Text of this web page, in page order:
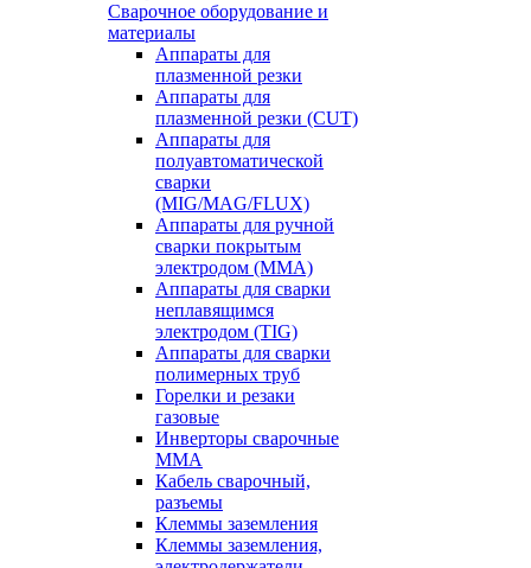
Сварочное оборудование и
материалы
Аппараты для
плазменной резки
Аппараты для
плазменной резки (CUT)
Аппараты для
полуавтоматической
сварки
(MIG/MAG/FLUX)
Аппараты для ручной
сварки покрытым
электродом (MMA)
Аппараты для сварки
неплавящимся
электродом (TIG)
Аппараты для сварки
полимерных труб
Горелки и резаки
газовые
Инверторы сварочные
ММА
Кабель сварочный,
разъемы
Клеммы заземления
Клеммы заземления,